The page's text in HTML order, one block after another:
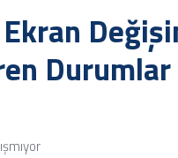
Durumlar